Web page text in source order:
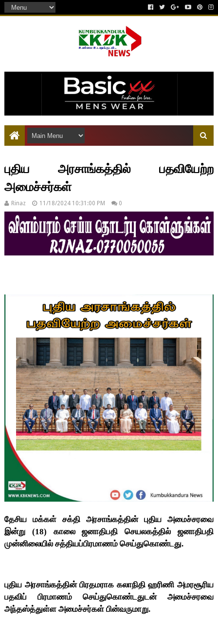
இது ஒரு கட்டணம் செலுத்தப்பட்ட விளம்பரம்
புதிய அரசாங்கத்தில் பதவியேற்ற
அமைச்சர்கள்
Rinaz 11/18/2024 10:31:00 PM 0
தேசிய மக்கள் சக்தி அரசாங்கத்தின் புதிய அமைச்சரவை
இன்று (18) காலை ஜனாதிபதி செயலகத்தில் ஜனாதிபதி
முன்னிலையில் சத்தியப்பிரமாணம் செய்துகொண்டது.
புதிய அரசாங்கத்தின் பிரதமராக கலாநிதி ஹரிணி அமரசூரிய
பதவிப் பிரமாணம் செய்துகொண்டதுடன் அமைச்சரவை
அந்தஸ்த்துள்ள அமைச்சர்கள் பின்வருமாறு.